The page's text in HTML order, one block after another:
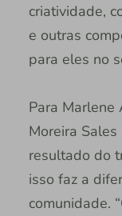
criatividade,
e outras
para eles no
Para Marlene
Moreira
resultado do
isso faz a
comunidade.